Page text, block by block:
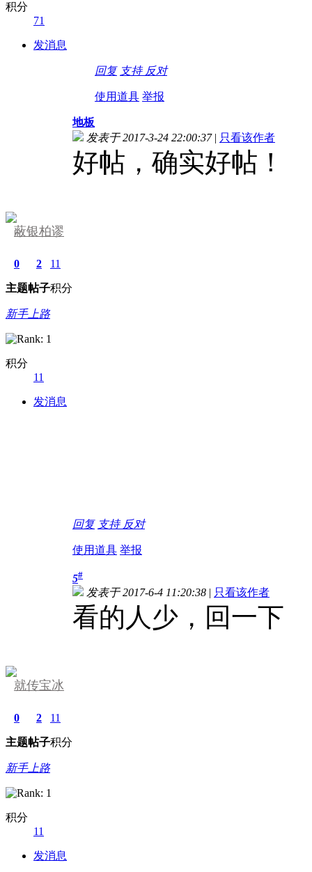
积分
71
发消息
回复 支持 反对
使用道具 举报
蔽银柏谬
0
主题
2
帖子
11
积分
新手上路
积分
11
发消息
地板
发表于 2017-3-24 22:00:37 | 只看该作者
好帖，确实好帖！
回复 支持 反对
使用道具 举报
就传宝冰
0
主题
2
帖子
11
积分
新手上路
积分
11
发消息
5#
发表于 2017-6-4 11:20:38 | 只看该作者
看的人少，回一下